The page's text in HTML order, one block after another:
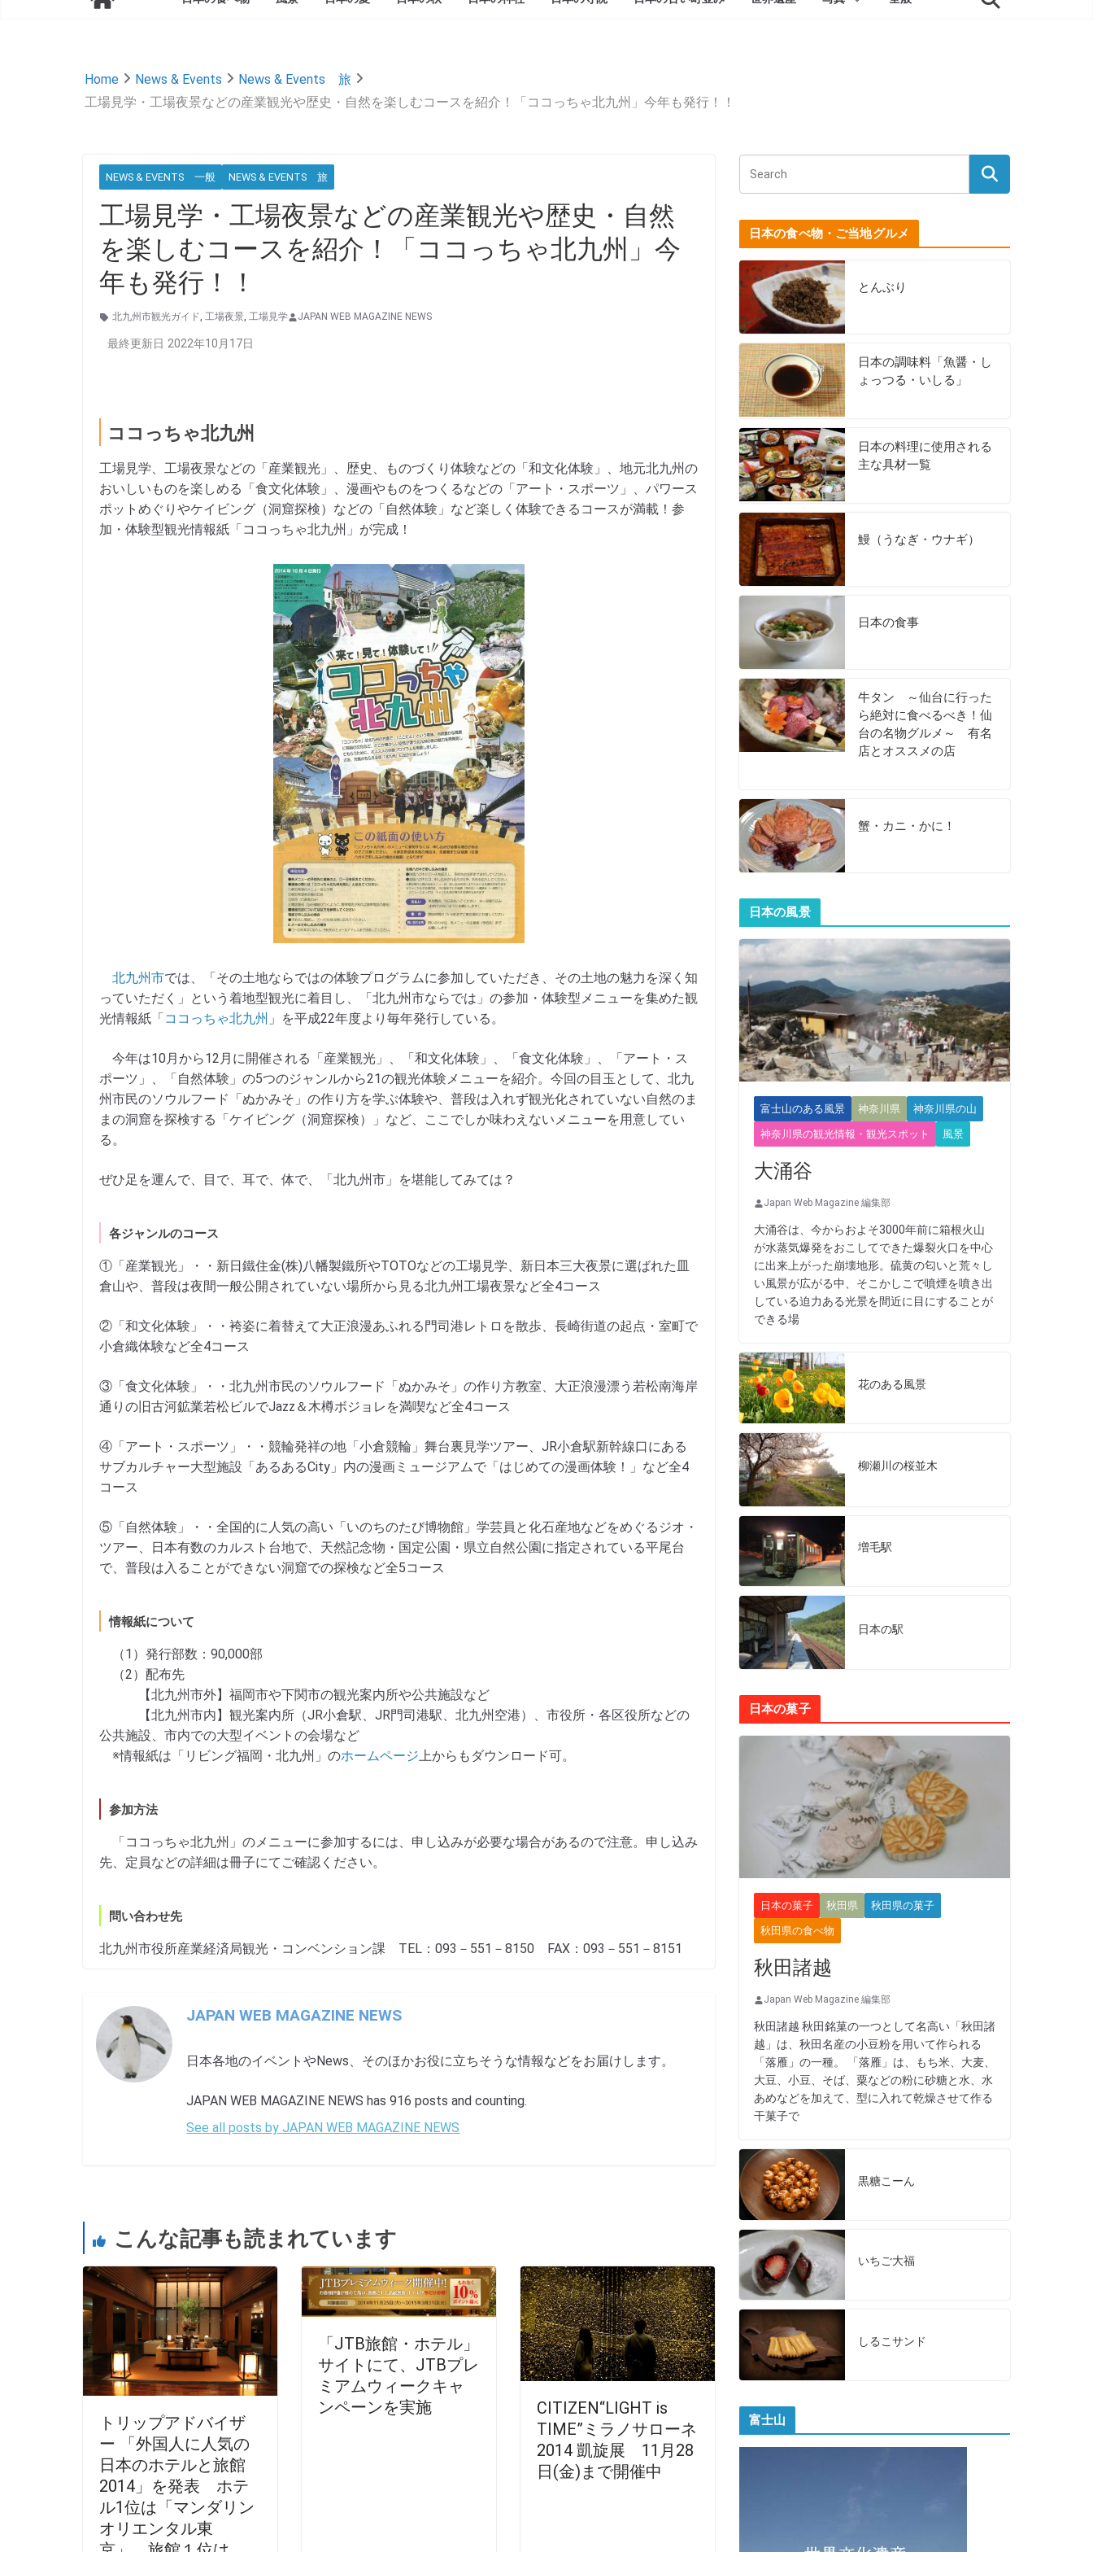
Home News & Events
News & Events 旅
工場見学・工場夜景などの産業観光や歴史・自然を楽しむコースを紹介！「ココっちゃ北九州」今年も発行！！
NEWS & EVENTS 一般 NEWS & EVENTS 旅
工場見学・工場夜景などの産業観光や歴史・自然
を楽しむコースを紹介！「ココっちゃ北九州」今
年も発行！！
北九州市観光ガイド, 工場夜景, 工場見学 JAPAN WEB MAGAZINE NEWS
最終更新日 2022年10月17日
ココっちゃ北九州
工場見学、工場夜景などの「産業観光」、歴史、ものづくり体験などの「和文化体験」、地元北九州の
おいしいものを楽しめる「食文化体験」、漫画やものをつくるなどの「アート・スポーツ」、パワース
ポットめぐりやケイビング（洞窟探検）などの「自然体験」など楽しく体験できるコースが満載！参
加・体験型観光情報紙「ココっちゃ北九州」が完成！
北九州市では、「その土地ならではの体験プログラムに参加していただき、その土地の魅力を深く知
っていただく」という着地型観光に着目し、「北九州市ならでは」の参加・体験型メニューを集めた観
光情報紙「ココっちゃ北九州 」を平成22年度より毎年発行している。
今年は10月から12月に開催される「産業観光」、「和文化体験」、「食文化体験」、「アート・ス
ポーツ」、「自然体験」の5つのジャンルから21の観光体験メニューを紹介。今回の目玉として、北九
州市民のソウルフード「ぬかみそ」の作り方を学ぶ体験や、普段は入れず観光化されていない自然のま
まの洞窟を探検する「ケイビング（洞窟探検）」など、ここでしか味わえないメニューを用意してい
る。
ぜひ足を運んで、目で、耳で、体で、「北九州市」を堪能してみては？
各ジャンルのコース
①「産業観光」・・新日鐵住金(株)八幡製鐵所やTOTOなどの工場見学、新日本三大夜景に選ばれた皿
倉山や、普段は夜間一般公開されていない場所から見る北九州工場夜景など全4コース
②「和文化体験」・・袴姿に着替えて大正浪漫あふれる門司港レトロを散歩、長崎街道の起点・室町で
小倉織体験など全4コース
③「食文化体験」・・北九州市民のソウルフード「ぬかみそ」の作り方教室、大正浪漫漂う若松南海岸
通りの旧古河鉱業若松ビルでJazz＆木樽ボジョレを満喫など全4コース
④「アート・スポーツ」・・競輪発祥の地「小倉競輪」舞台裏見学ツアー、JR小倉駅新幹線口にある
サブカルチャー大型施設「あるあるCity」内の漫画ミュージアムで「はじめての漫画体験！」など全4
コース
⑤「自然体験」・・全国的に人気の高い「いのちのたび博物館」学芸員と化石産地などをめぐるジオ・
ツアー、日本有数のカルスト台地で、天然記念物・国定公園・県立自然公園に指定されている平尾台
で、普段は入ることができない洞窟での探検など全5コース
情報紙について
（1）発行部数：90,000部
（2）配布先
【北九州市外】福岡市や下関市の観光案内所や公共施設など
【北九州市内】観光案内所（JR小倉駅、JR門司港駅、北九州空港）、市役所・各区役所などの
公共施設、市内での大型イベントの会場など
※情報紙は「リビング福岡・北九州」のホームページ上からもダウンロード可。
参加方法
「ココっちゃ北九州」のメニューに参加するには、申し込みが必要な場合があるので注意。申し込み
先、定員などの詳細は冊子にてご確認ください。
問い合わせ先
北九州市役所産業経済局観光・コンベンション課 TEL：093－551－8150 FAX：093－551－8151
JAPAN WEB MAGAZINE NEWS
日本各地のイベントやNews、そのほかお役に立ちそうな情報などをお届けします。
JAPAN WEB MAGAZINE NEWS has 916 posts and counting.
See all posts by JAPAN WEB MAGAZINE NEWS
こんな記事も読まれています
トリップアドバイザ
ー 「外国人に人気の
日本のホテルと旅館
2014」を発表 ホテ
ル1位は「マンダリン
オリエンタル東
「JTB旅館・ホテル」
サイトにて、JTBプレ
ミアムウィークキャ
ンペーンを実施
CITIZEN“LIGHT is
TIME”ミラノサローネ
2014 凱旋展 11月28
日(金)まで開催中
日本の食べ物・ご当地グルメ
とんぶり
日本の調味料「魚醤・し
ょっつる・いしる」
日本の料理に使用される
主な具材一覧
鰻（うなぎ・ウナギ）
日本の食事
牛タン ～仙台に行った
ら絶対に食べるべき！仙
台の名物グルメ～ 有名
店とオススメの店
蟹・カニ・かに！
日本の風景
富士山のある風景 神奈川県 神奈川県の山
神奈川県の観光情報・観光スポット 風景
大涌谷
Japan Web Magazine 編集部
大涌谷は、今からおよそ3000年前に箱根火山
が水蒸気爆発をおこしてできた爆裂火口を中心
に出来上がった崩壊地形。硫黄の匂いと荒々し
い風景が広がる中、そこかしこで噴煙を噴き出
している迫力ある光景を間近に目にすることが
できる場
花のある風景
柳瀬川の桜並木
増毛駅
日本の駅
日本の菓子
日本の菓子 秋田県 秋田県の菓子
秋田県の食べ物
秋田諸越
Japan Web Magazine 編集部
秋田諸越 秋田銘菓の一つとして名高い「秋田諸
越」は、秋田名産の小豆粉を用いて作られる
「落雁」の一種。 「落雁」は、もち米、大麦、
大豆、小豆、そば、粟などの粉に砂糖と水、水
あめなどを加えて、型に入れて乾燥させて作る
干菓子で
黒糖こーん
いちご大福
しるこサンド
富士山